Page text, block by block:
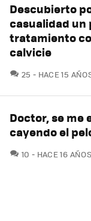
Descubierto
casualidad un
tratamiento
calvicie
25 COMENTARIOS
HACE 15
Doctor, se me
cayendo el
10 COMENTARIOS
HACE 16 AÑOS